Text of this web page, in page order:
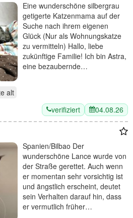
Eine wunderschöne silbergrau
getigerte Katzenmama auf der
Suche nach ihrem eigenen
Glück (Nur als Wohnungskatze
zu vermitteln) Hallo, liebe
zukünftige Familie! Ich bin Astra,
eine bezaubernde…
alt
verifiziert 04.08.26
Spanien/Bilbao Der
wunderschöne Lance wurde von
der Straße gerettet. Auch wenn
er momentan sehr vorsichtig ist
und ängstlich erscheint, deutet
sein Verhalten darauf hin, dass
er vermutlich früher…